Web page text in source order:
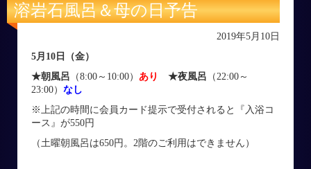
溶岩石風呂＆母の日予告
2019年5月10日
5月10日（金）
★朝風呂 （8:00～10:00） あり ★夜風呂 （22:00～
23:00） なし
※上記の時間に会員カード提示で受付されると『入浴コ
ース』が550円
（土曜朝風呂は650円。2階のご利用はできません）